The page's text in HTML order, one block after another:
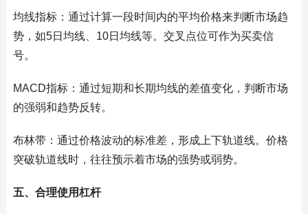
均线指标：通过计算一段时间内的平均价格来判断市场趋
势，如5日均线、10日均线等。交叉点位可作为买卖信
号。
MACD指标：通过短期和长期均线的差值变化，判断市场
的强弱和趋势反转。
布林带：通过价格波动的标准差，形成上下轨道线。价格
突破轨道线时，往往预示着市场的强势或弱势。
五、合理使用杠杆